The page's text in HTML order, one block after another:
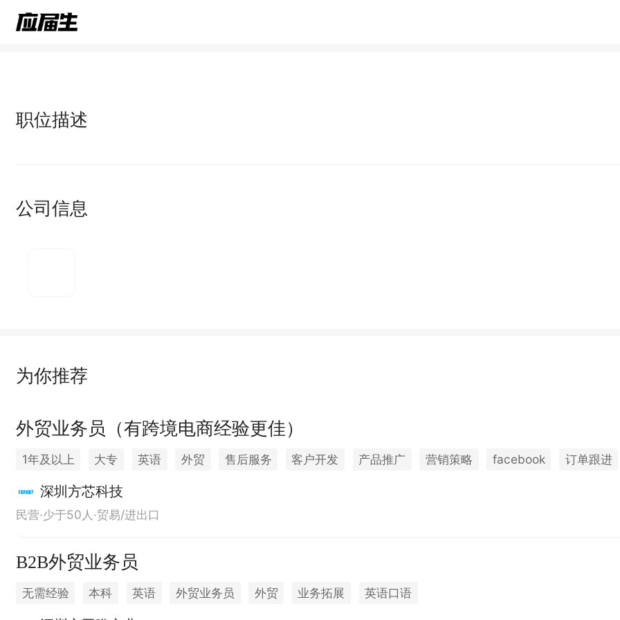
职位描述
公司信息
为你推荐
外贸业务员（有跨境电商经验更佳）
1年及以上 大专 英语 外贸 售后服务 客户开发 产品推广 营销策略 facebook 订单跟进
出国机会 定期团建
深圳方芯科技
民营·少于50人·贸易/进出口
B2B外贸业务员
无需经验 本科 英语 外贸业务员 外贸 业务拓展 英语口语